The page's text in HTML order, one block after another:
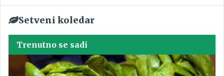
Setveni koledar
Trenutno se sadi